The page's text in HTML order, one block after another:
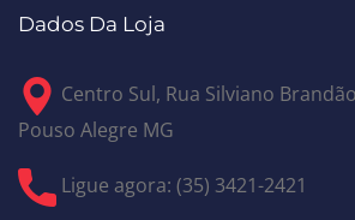
Dados Da Loja
Centro Sul, Rua Silviano
Pouso Alegre MG
Ligue agora: (35) 3421-2421